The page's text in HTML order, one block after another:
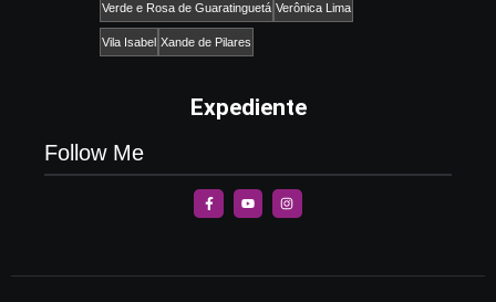
Verde e Rosa de Guaratinguetá Verônica Lima
Vila Isabel Xande de Pilares
Expediente
Follow Me